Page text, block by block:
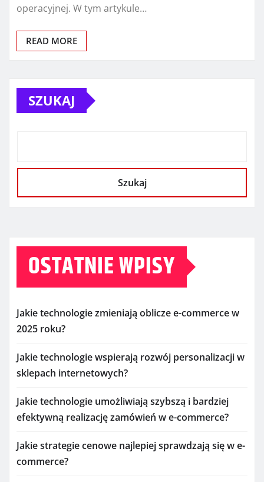
operacyjnej. W tym artykule…
READ MORE
SZUKAJ
Szukaj
OSTATNIE WPISY
Jakie technologie zmieniają oblicze e-commerce w
2025 roku?
Jakie technologie wspierają rozwój personalizacji w
sklepach internetowych?
Jakie technologie umożliwiają szybszą i bardziej
efektywną realizację zamówień w e-commerce?
Jakie strategie cenowe najlepiej sprawdzają się w e-
commerce?